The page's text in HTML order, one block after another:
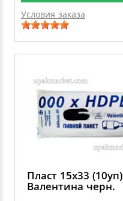
Условия заказа
Пласт 15х33 (10уп)
Валентина черн.